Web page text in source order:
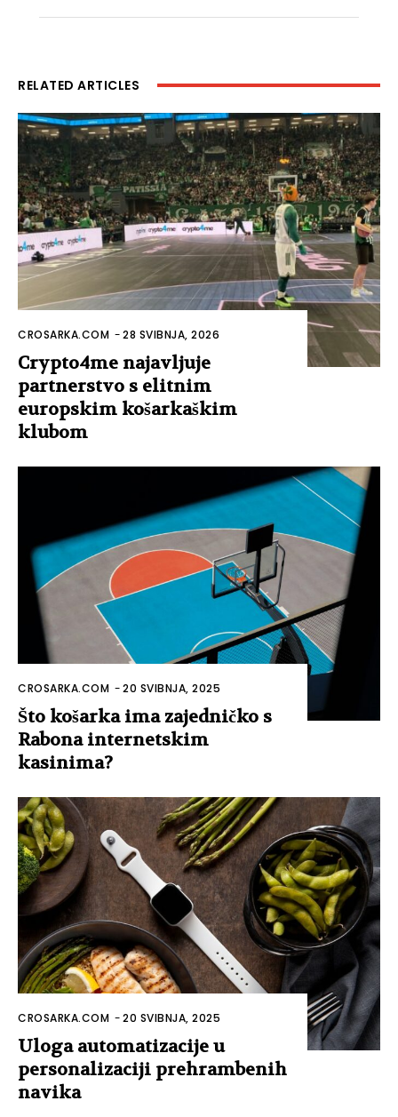
RELATED ARTICLES
CROSARKA.COM -28 SVIBNJA, 2026
Crypto4me najavljuje
partnerstvo s elitnim
europskim košarkaškim
klubom
CROSARKA.COM -20 SVIBNJA, 2025
Što košarka ima zajedničko s
Rabona internetskim
kasinima?
CROSARKA.COM -20 SVIBNJA, 2025
Uloga automatizacije u
personalizaciji prehrambenih
navika